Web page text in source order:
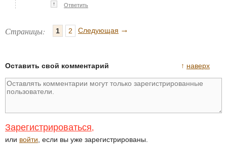
↑ Ответить
Страницы: 1 2 Следующая →
↑ наверх
Оставить свой комментарий
Зарегистрироваться,
или войти , если вы уже зарегистрированы.